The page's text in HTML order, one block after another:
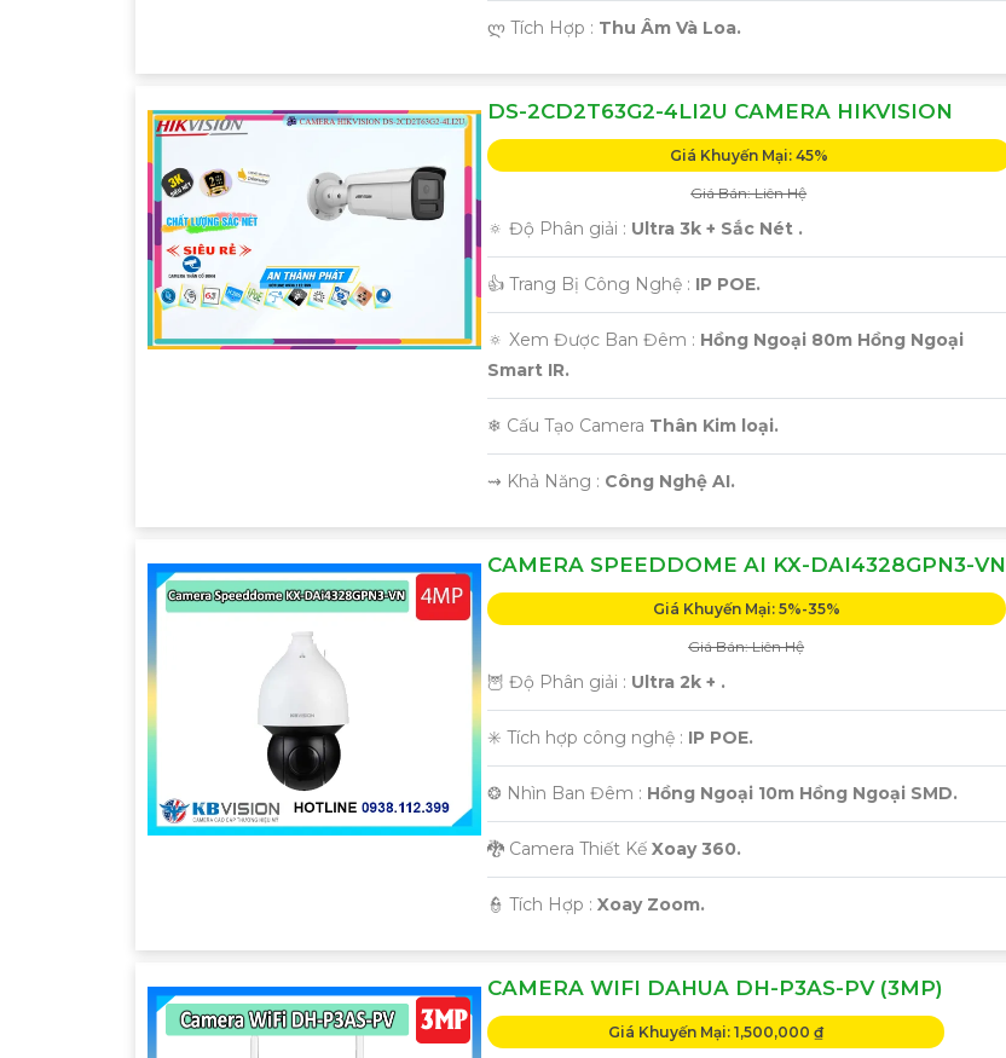
️ლ Tích Hợp : Thu Âm Và Loa.
DS-2CD2T63G2-4LI2U CAMERA HIKVISION
Giá Khuyến Mại: 45%
Giá Bán: Liên Hệ
🔅 Độ Phân giải : Ultra 3k + Sắc Nét .
👍 Trang Bị Công Nghệ : IP POE.
🔅 Xem Được Ban Đêm : Hồng Ngoại 80m Hồng Ngoại
Smart IR.
❄ Cấu Tạo Camera Thân Kim loại.
️⇝ Khả Năng : Công Nghệ AI.
CAMERA SPEEDDOME AI KX-DAI4328GPN3-VN
Giá Khuyến Mại: 5%-35%
Giá Bán: Liên Hệ
🦉 Độ Phân giải : Ultra 2k + .
✳️ Tích hợp công nghệ : IP POE.
❂ Nhìn Ban Đêm : Hồng Ngoại 10m Hồng Ngoại SMD.
🐉️ Camera Thiết Kế Xoay 360.
️👮 Tích Hợp : Xoay Zoom.
CAMERA WIFI DAHUA DH-P3AS-PV (3MP)
Giá Khuyến Mại: 1,500,000 ₫